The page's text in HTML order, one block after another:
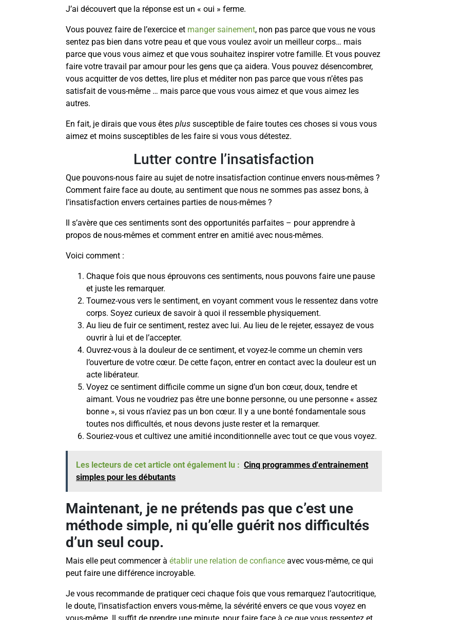
J’ai découvert que la réponse est un « oui » ferme.
Vous pouvez faire de l’exercice et manger sainement, non pas parce que vous ne vous
sentez pas bien dans votre peau et que vous voulez avoir un meilleur corps… mais
parce que vous vous aimez et que vous souhaitez inspirer votre famille. Et vous pouvez
faire votre travail par amour pour les gens que ça aidera. Vous pouvez désencombrer,
vous acquitter de vos dettes, lire plus et méditer non pas parce que vous n’êtes pas
satisfait de vous-même … mais parce que vous vous aimez et que vous aimez les
autres.
En fait, je dirais que vous êtes plus susceptible de faire toutes ces choses si vous vous
aimez et moins susceptibles de les faire si vous vous détestez.
Lutter contre l’insatisfaction
Que pouvons-nous faire au sujet de notre insatisfaction continue envers nous-mêmes ?
Comment faire face au doute, au sentiment que nous ne sommes pas assez bons, à
l’insatisfaction envers certaines parties de nous-mêmes ?
Il s’avère que ces sentiments sont des opportunités parfaites – pour apprendre à
propos de nous-mêmes et comment entrer en amitié avec nous-mêmes.
Voici comment :
Chaque fois que nous éprouvons ces sentiments, nous pouvons faire une pause
et juste les remarquer.
Tournez-vous vers le sentiment, en voyant comment vous le ressentez dans votre
corps. Soyez curieux de savoir à quoi il ressemble physiquement.
Au lieu de fuir ce sentiment, restez avec lui. Au lieu de le rejeter, essayez de vous
ouvrir à lui et de l’accepter.
Ouvrez-vous à la douleur de ce sentiment, et voyez-le comme un chemin vers
l’ouverture de votre cœur. De cette façon, entrer en contact avec la douleur est un
acte libérateur.
Voyez ce sentiment difficile comme un signe d’un bon cœur, doux, tendre et
aimant. Vous ne voudriez pas être une bonne personne, ou une personne « assez
bonne », si vous n’aviez pas un bon cœur. Il y a une bonté fondamentale sous
toutes nos difficultés, et nous devons juste rester et la remarquer.
Souriez-vous et cultivez une amitié inconditionnelle avec tout ce que vous voyez.
Les lecteurs de cet article ont également lu : Cinq programmes d'entrainement
simples pour les débutants
Maintenant, je ne prétends pas que c’est une
méthode simple, ni qu’elle guérit nos difficultés
d’un seul coup.
Mais elle peut commencer à établir une relation de confiance avec vous-même, ce qui
peut faire une différence incroyable.
Je vous recommande de pratiquer ceci chaque fois que vous remarquez l’autocritique,
le doute, l’insatisfaction envers vous-même, la sévérité envers ce que vous voyez en